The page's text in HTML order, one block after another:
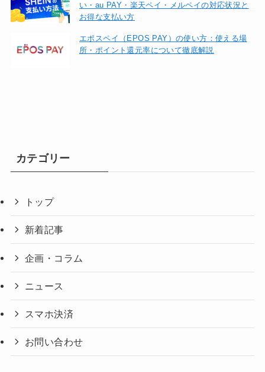
い・au PAY・楽天ペイ・メルペイの対応状況と
お得な支払い方
エポスペイ（EPOS PAY）の使い方：使える場
所・ポイント還元率について徹底解説
カテゴリー
トップ
新着記事
企画・コラム
ニュース
スマホ決済
お問い合わせ